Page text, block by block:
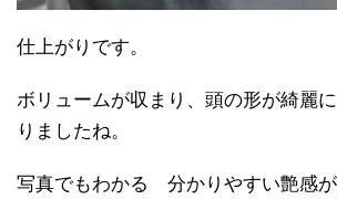
仕上がりです。
ボリュームが収まり、頭の形が綺麗
りましたね。
写真でもわかる 分かりやすい艶感が